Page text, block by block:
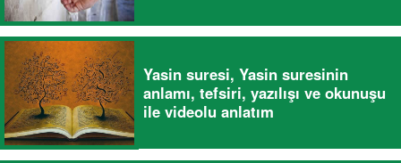
Yasin suresi, Yasin suresinin
anlamı, tefsiri, yazılışı ve okunuşu
ile videolu anlatım